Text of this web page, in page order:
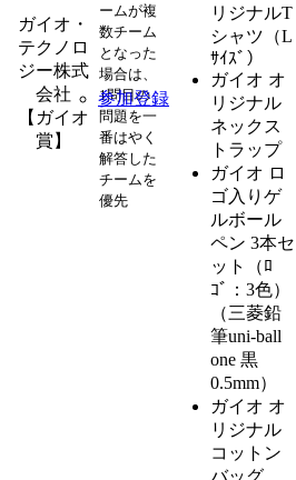
参加登録
ガイオ・
テクノロ
ジー株式
会社
【ガイオ
賞】
ームが複
数チーム
となった
場合は、
1問目の
問題を一
番はやく
解答した
チームを
優先
リジナルT
シャツ（L
ｻｲｽﾞ）
ガイオ オ
リジナル
ネックス
トラップ
ガイオ ロ
ゴ入りゲ
ルボール
ペン 3本セ
ット（ﾛ
ｺﾞ：3色）
（三菱鉛
筆uni-ball
one 黒
0.5mm）
ガイオ オ
リジナル
コットン
バッグ